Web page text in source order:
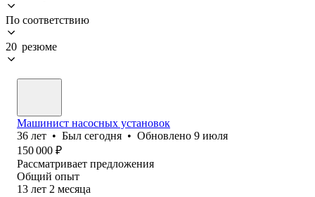
По соответствию
20 резюме
Машинист насосных установок
36 лет • Был сегодня • Обновлено 9 июля
150 000 ₽
Рассматривает предложения
Общий опыт
13 лет 2 месяца